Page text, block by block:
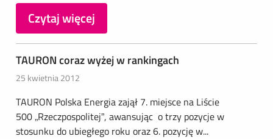
Czytaj więcej
TAURON coraz wyżej w rankingach
25 kwietnia 2012
TAURON Polska Energia zajął 7. miejsce na Liście
500 „Rzeczpospolitej”, awansując o trzy pozycje w
stosunku do ubiegłego roku oraz 6. pozycję w...